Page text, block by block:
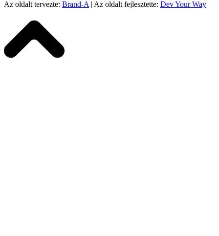
Az oldalt tervezte: Brand-A | Az oldalt fejlesztette: Dev Your Way